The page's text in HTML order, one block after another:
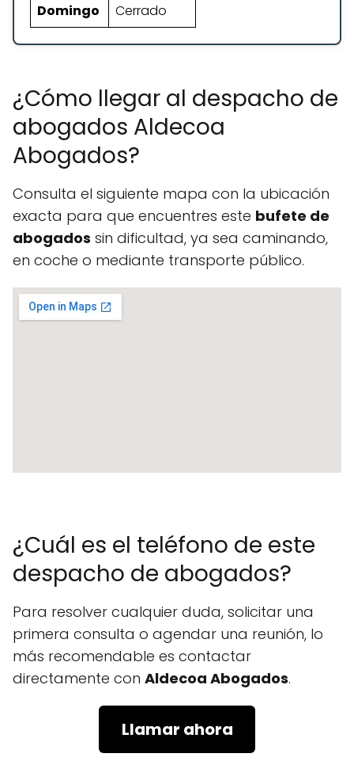
Domingo
Cerrado
¿Cómo llegar al despacho de
abogados Aldecoa
Abogados?
Consulta el siguiente mapa con la ubicación
exacta para que encuentres este bufete de
abogados sin dificultad, ya sea caminando,
en coche o mediante transporte público.
¿Cuál es el teléfono de este
despacho de abogados?
Para resolver cualquier duda, solicitar una
primera consulta o agendar una reunión, lo
más recomendable es contactar
directamente con Aldecoa Abogados.
Llamar ahora